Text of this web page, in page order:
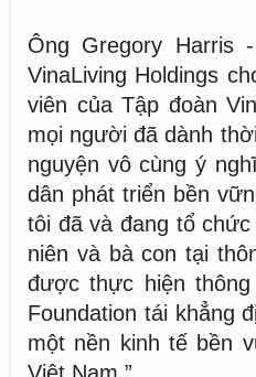
Ông Gregory Harris
VinaLiving Holdings
viên của Tập đoàn
mọi người đã dành
nguyện vô cùng ý
dân phát triển bền
tôi đã và đang tổ
niên và bà con tại
được thực hiện
Foundation tái khẳng
một nền kinh tế bền
Việt Nam.”